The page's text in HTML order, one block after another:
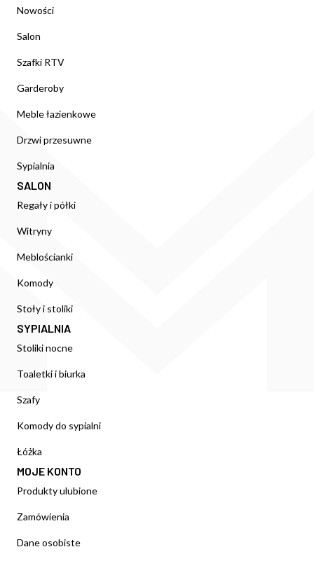
Nowości
Salon
Szafki RTV
Garderoby
Meble łazienkowe
Drzwi przesuwne
Sypialnia
SALON
Regały i półki
Witryny
Meblościanki
Komody
Stoły i stoliki
SYPIALNIA
Stoliki nocne
Toaletki i biurka
Szafy
Komody do sypialni
Łóżka
MOJE KONTO
Produkty ulubione
Zamówienia
Dane osobiste